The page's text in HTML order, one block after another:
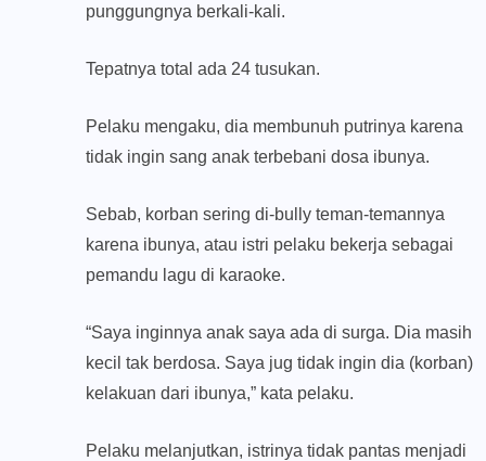
punggungnya berkali-kali.
Tepatnya total ada 24 tusukan.
Pelaku mengaku, dia membunuh putrinya karena
tidak ingin sang anak terbebani dosa ibunya.
Sebab, korban sering di-bully teman-temannya
karena ibunya, atau istri pelaku bekerja sebagai
pemandu lagu di karaoke.
“Saya inginnya anak saya ada di surga. Dia masih
kecil tak berdosa. Saya jug tidak ingin dia (korban)
kelakuan dari ibunya,” kata pelaku.
Pelaku melanjutkan, istrinya tidak pantas menjadi